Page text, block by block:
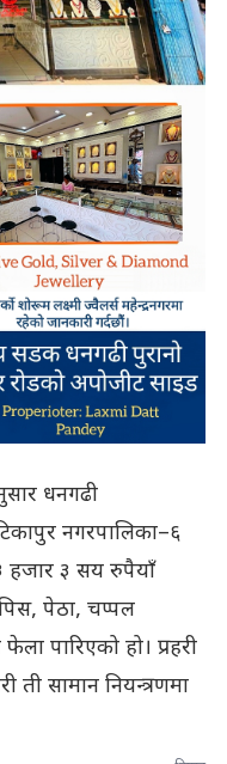
धनगढी
नगरपालिका–६
हजार ३ सय रुपैयाँ
पेठा, चप्पल
पारिएको हो। प्रहरी
ती सामान नियन्त्रणमा